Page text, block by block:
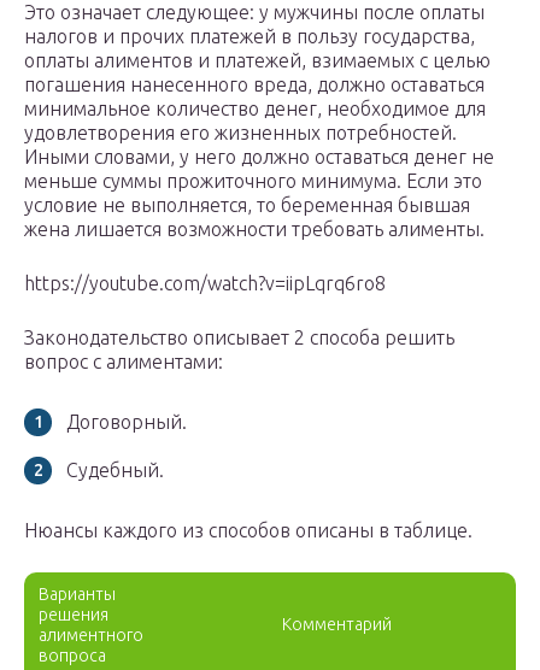
Это означает следующее: у мужчины после оплаты
налогов и прочих платежей в пользу государства,
оплаты алиментов и платежей, взимаемых с целью
погашения нанесенного вреда, должно оставаться
минимальное количество денег, необходимое для
удовлетворения его жизненных потребностей.
Иными словами, у него должно оставаться денег не
меньше суммы прожиточного минимума. Если это
условие не выполняется, то беременная бывшая
жена лишается возможности требовать алименты.
https://youtube.com/watch?v=iipLqrq6ro8
Законодательство описывает 2 способа решить
вопрос с алиментами:
Договорный.
Судебный.
Нюансы каждого из способов описаны в таблице.
Варианты
решения
алиментного
вопроса
Комментарий